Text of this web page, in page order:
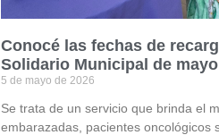
Conocé las fechas de
Solidario Municipal de mayo
5 de mayo de 2026
Se trata de un servicio que brinda el
embarazadas, pacientes oncológicos